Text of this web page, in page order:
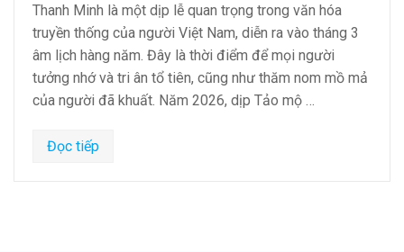
Thanh Minh là một dịp lễ quan trọng trong văn hóa
truyền thống của người Việt Nam, diễn ra vào tháng 3
âm lịch hàng năm. Đây là thời điểm để mọi người
tưởng nhớ và tri ân tổ tiên, cũng như thăm nom mồ mả
của người đã khuất. Năm 2026, dịp Tảo mộ …
Đọc tiếp